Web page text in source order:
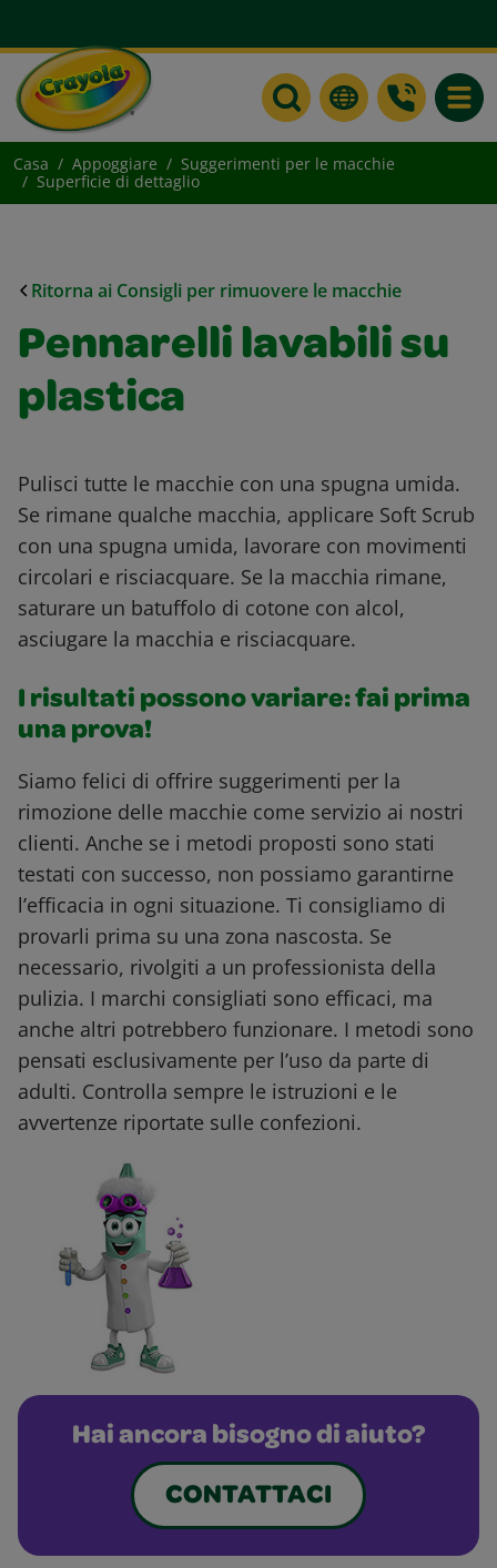
Casa Appoggiare
Suggerimenti per le macchie
Superficie di dettaglio
Ritorna ai Consigli per rimuovere le macchie
Pennarelli lavabili su
plastica
Pulisci tutte le macchie con una spugna umida.
Se rimane qualche macchia, applicare Soft Scrub
con una spugna umida, lavorare con movimenti
circolari e risciacquare. Se la macchia rimane,
saturare un batuffolo di cotone con alcol,
asciugare la macchia e risciacquare.
I risultati possono variare: fai prima
una prova!
Siamo felici di offrire suggerimenti per la
rimozione delle macchie come servizio ai nostri
clienti. Anche se i metodi proposti sono stati
testati con successo, non possiamo garantirne
l’efficacia in ogni situazione. Ti consigliamo di
provarli prima su una zona nascosta. Se
necessario, rivolgiti a un professionista della
pulizia. I marchi consigliati sono efficaci, ma
anche altri potrebbero funzionare. I metodi sono
pensati esclusivamente per l’uso da parte di
adulti. Controlla sempre le istruzioni e le
avvertenze riportate sulle confezioni.
Hai ancora bisogno di aiuto?
CONTATTACI